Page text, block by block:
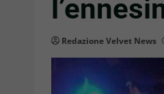
Redazione Velvet News